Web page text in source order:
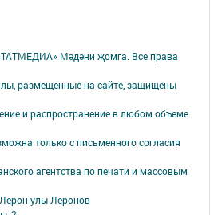
Мәдәни җомга. Все права
размещенные на сайте, защищены
и распространение в любом объеме
только с письменного согласия
агентства по печати и массовым
улы Леронов